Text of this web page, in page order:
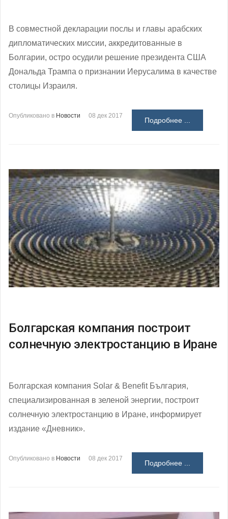
В совместной декларации послы и главы арабских
дипломатических миссии, аккредитованные в
Болгарии, остро осудили решение президента США
Дональда Трампа о признании Иерусалима в качестве
столицы Израиля.
Опубликовано в Новости 08 дек 2017
Подробнее ...
Болгарская компания построит
солнечную электростанцию в Иране
Болгарская компания Solar & Benefit България,
специализированная в зеленой энергии, построит
солнечную электростанцию в Иране, информирует
издание «Дневник».
Опубликовано в Новости 08 дек 2017
Подробнее ...